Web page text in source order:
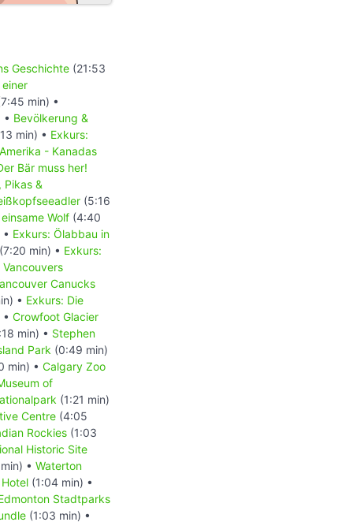
Geschichte (21:53
min) •
Bevölkerung &
min) • Exkurs:
- Kanadas
Bär muss her!
Pikas &
(5:16
Wolf (4:40
Exkurs: Ölabbau in
min) • Exkurs:
Canucks
• Exkurs: Die
Crowfoot Glacier
min) • Stephen
Park (0:49 min)
min) • Calgary Zoo
of
(1:21 min)
Centre (4:05
Rockies (1:03
Historic Site
• Waterton
(1:04 min) •
Stadtparks
(1:03 min) •